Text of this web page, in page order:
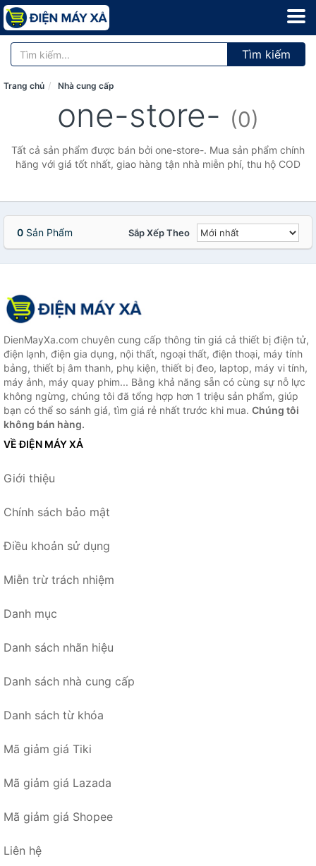
Tìm kiếm
Trang chủ Nhà cung cấp
one-store- (0)
Tất cả sản phẩm được bán bởi one-store-. Mua sản phẩm chính
hãng với giá tốt nhất, giao hàng tận nhà miễn phí, thu hộ COD
0 Sản Phẩm Sắp Xếp Theo
DienMayXa.com chuyên cung cấp thông tin giá cả thiết bị điện tử,
điện lạnh, điện gia dụng, nội thất, ngoại thất, điện thoại, máy tính
bảng, thiết bị âm thanh, phụ kiện, thiết bị đeo, laptop, máy vi tính,
máy ảnh, máy quay phim... Bằng khả năng sẵn có cùng sự nỗ lực
không ngừng, chúng tôi đã tổng hợp hơn 1 triệu sản phẩm, giúp
bạn có thể so sánh giá, tìm giá rẻ nhất trước khi mua. Chúng tôi
không bán hàng.
VỀ ĐIỆN MÁY XẢ
Giới thiệu
Chính sách bảo mật
Điều khoản sử dụng
Miễn trừ trách nhiệm
Danh mục
Danh sách nhãn hiệu
Danh sách nhà cung cấp
Danh sách từ khóa
Mã giảm giá Tiki
Mã giảm giá Lazada
Mã giảm giá Shopee
Liên hệ